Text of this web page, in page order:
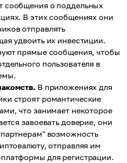
сообщения о поддельных
В этих сообщениях они
отправлять
удвоить их инвестиции.
прямые сообщения, чтобы
пользователя в
В приложениях для
строят романтические
что занимает некоторое
завоевать доверие, они
возможность
отправляя им
для регистрации.